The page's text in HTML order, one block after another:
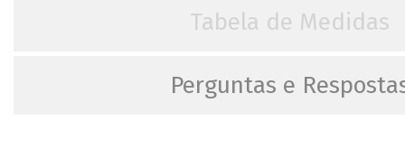
Tabela de Medidas
Perguntas e